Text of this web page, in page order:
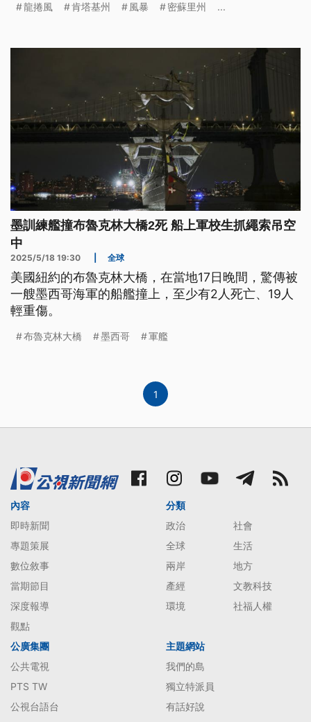
不過根據有經驗的水手判斷，潮汐以及當時的風速等
龍捲風 肯塔基州 風暴 密蘇里州 ...
墨訓練艦撞布魯克林大橋2死 船上軍校生抓繩索吊空
中
2025/5/18 19:30 全球
美國紐約的布魯克林大橋，在當地17日晚間，驚傳被
一艘墨西哥海軍的船艦撞上，至少有2人死亡、19人
輕重傷。
布魯克林大橋 墨西哥 軍艦
1
內容
即時新聞
專題策展
數位敘事
當期節目
深度報導
觀點
分類
政治
社會
全球
生活
兩岸
地方
產經
文教科技
環境
社福人權
公廣集團
公共電視
PTS TW
公視台語台
主題網站
我們的島
獨立特派員
有話好說